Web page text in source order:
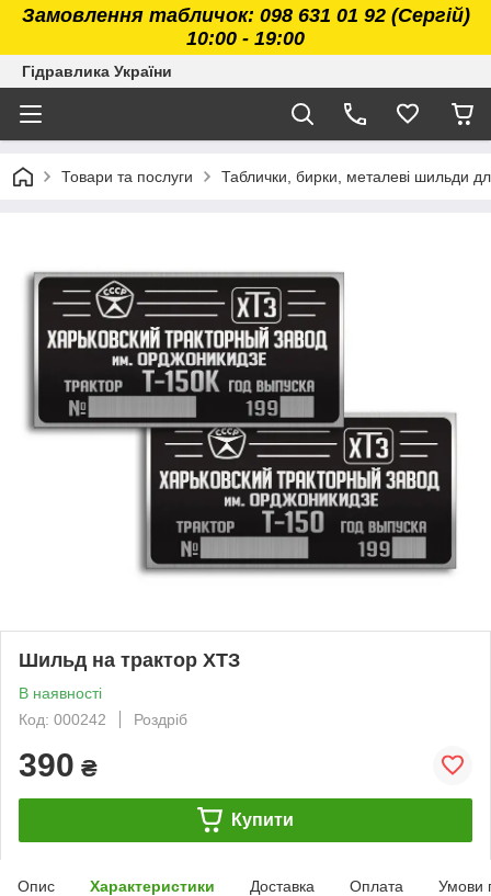
Замовлення табличок: 098 631 01 92 (Сергій)
10:00 - 19:00
Гідравлика України
Товари та послуги Таблички, бирки, металеві шильди
Шильд на трактор ХТЗ
В наявності
Код: 000242
Роздріб
390 ₴
Купити
Опис Характеристики Доставка Оплата Умови